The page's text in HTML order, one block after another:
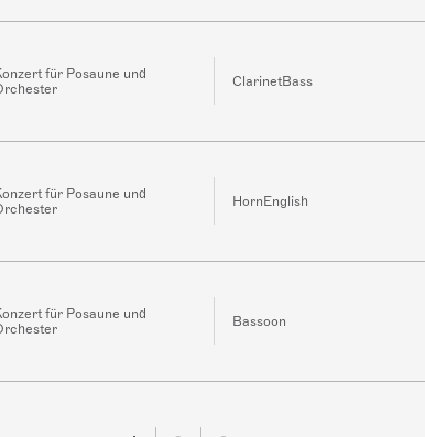
für Posaune und
ClarinetBass
für Posaune und
HornEnglish
für Posaune und
Bassoon